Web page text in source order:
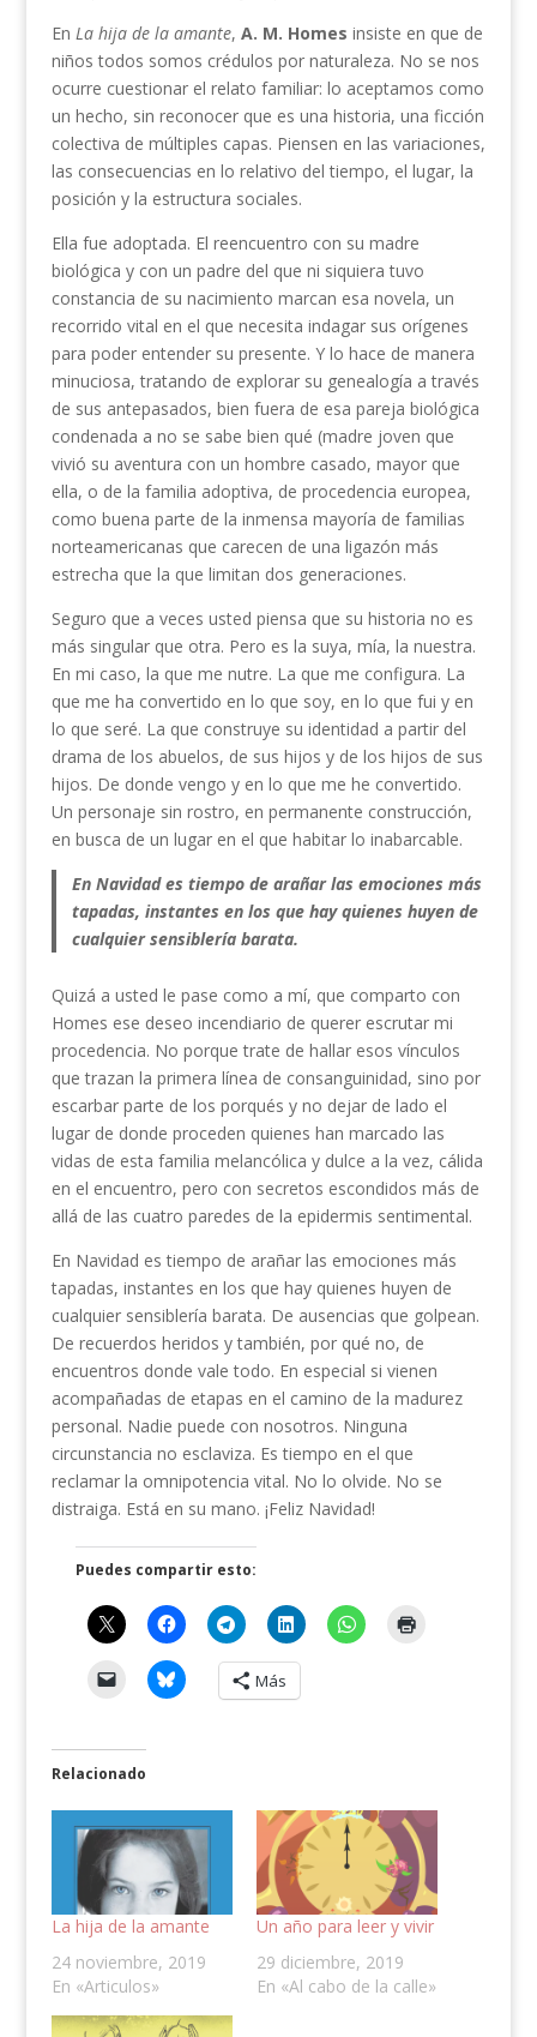
En La hija de la amante, A. M. Homes insiste en que de
niños todos somos crédulos por naturaleza. No se nos
ocurre cuestionar el relato familiar: lo aceptamos como
un hecho, sin reconocer que es una historia, una ficción
colectiva de múltiples capas. Piensen en las variaciones,
las consecuencias en lo relativo del tiempo, el lugar, la
posición y la estructura sociales.
Ella fue adoptada. El reencuentro con su madre
biológica y con un padre del que ni siquiera tuvo
constancia de su nacimiento marcan esa novela, un
recorrido vital en el que necesita indagar sus orígenes
para poder entender su presente. Y lo hace de manera
minuciosa, tratando de explorar su genealogía a través
de sus antepasados, bien fuera de esa pareja biológica
condenada a no se sabe bien qué (madre joven que
vivió su aventura con un hombre casado, mayor que
ella, o de la familia adoptiva, de procedencia europea,
como buena parte de la inmensa mayoría de familias
norteamericanas que carecen de una ligazón más
estrecha que la que limitan dos generaciones.
Seguro que a veces usted piensa que su historia no es
más singular que otra. Pero es la suya, mía, la nuestra.
En mi caso, la que me nutre. La que me configura. La
que me ha convertido en lo que soy, en lo que fui y en
lo que seré. La que construye su identidad a partir del
drama de los abuelos, de sus hijos y de los hijos de sus
hijos. De donde vengo y en lo que me he convertido.
Un personaje sin rostro, en permanente construcción,
en busca de un lugar en el que habitar lo inabarcable.
En Navidad es tiempo de arañar las emociones más
tapadas, instantes en los que hay quienes huyen de
cualquier sensiblería barata.
Quizá a usted le pase como a mí, que comparto con
Homes ese deseo incendiario de querer escrutar mi
procedencia. No porque trate de hallar esos vínculos
que trazan la primera línea de consanguinidad, sino por
escarbar parte de los porqués y no dejar de lado el
lugar de donde proceden quienes han marcado las
vidas de esta familia melancólica y dulce a la vez, cálida
en el encuentro, pero con secretos escondidos más de
allá de las cuatro paredes de la epidermis sentimental.
En Navidad es tiempo de arañar las emociones más
tapadas, instantes en los que hay quienes huyen de
cualquier sensiblería barata. De ausencias que golpean.
De recuerdos heridos y también, por qué no, de
encuentros donde vale todo. En especial si vienen
acompañadas de etapas en el camino de la madurez
personal. Nadie puede con nosotros. Ninguna
circunstancia no esclaviza. Es tiempo en el que
reclamar la omnipotencia vital. No lo olvide. No se
distraiga. Está en su mano. ¡Feliz Navidad!
Puedes compartir esto:
Más
Relacionado
La hija de la amante
24 noviembre, 2019
En «Articulos»
Un año para leer y vivir
29 diciembre, 2019
En «Al cabo de la calle»